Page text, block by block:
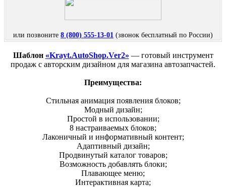
или позвоните 8 (800) 555-13-01 (звонок бесплатный по России)
Шаблон «Krayt.AutoShop.Ver2» — готовый инструмент
продаж с авторским дизайном для магазина автозапчастей.
Преимущества:
Стильная анимация появления блоков;
Модный дизайн;
Простой в использовании;
8 настраиваемых блоков;
Лаконичный и информативный контент;
Адаптивный дизайн;
Продвинутый каталог товаров;
Возможность добавлять блоки;
Плавающее меню;
Интерактивная карта;